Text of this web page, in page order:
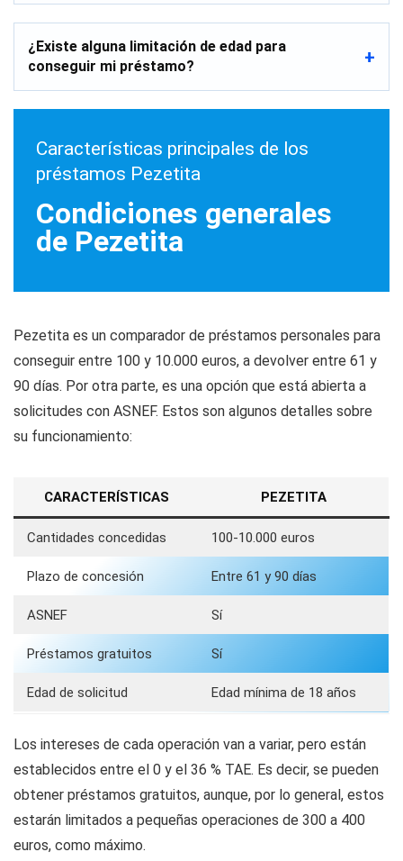
¿Existe alguna limitación de edad para
conseguir mi préstamo?
Características principales de los
préstamos Pezetita
Condiciones generales
de Pezetita
Pezetita es un comparador de préstamos personales para
conseguir entre 100 y 10.000 euros, a devolver entre 61 y
90 días. Por otra parte, es una opción que está abierta a
solicitudes con ASNEF. Estos son algunos detalles sobre
su funcionamiento:
CARACTERÍSTICAS PEZETITA
Cantidades concedidas 100-10.000 euros
Plazo de concesión Entre 61 y 90 días
ASNEF Sí
Préstamos gratuitos Sí
Edad de solicitud Edad mínima de 18 años
Los intereses de cada operación van a variar, pero están
establecidos entre el 0 y el 36 % TAE. Es decir, se pueden
obtener préstamos gratuitos, aunque, por lo general, estos
estarán limitados a pequeñas operaciones de 300 a 400
euros, como máximo.